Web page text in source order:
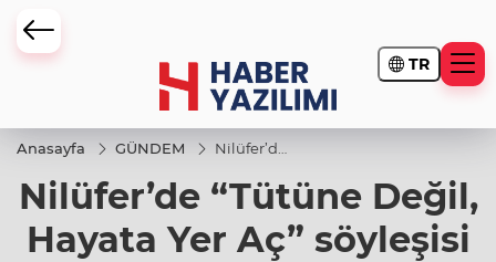
TR
Anasayfa GÜNDEM
Nilüfer’de
Değil,
Hayata
söyleşisi
Nilüfer’de “Tütüne Değil,
Hayata Yer Aç” söyleşisi